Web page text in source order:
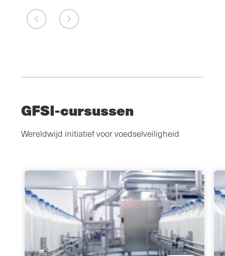
GFSI-cursussen
Wereldwijd initiatief voor voedselveiligheid